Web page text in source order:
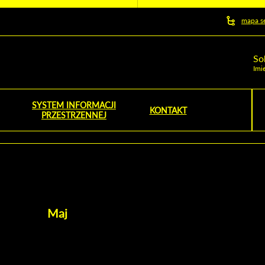
mapa
SYSTEM INFORMACJI
PRZESTRZENNEJ
OTWORZY SIĘ W NOWYM OKNIEKONTAKT
Maj